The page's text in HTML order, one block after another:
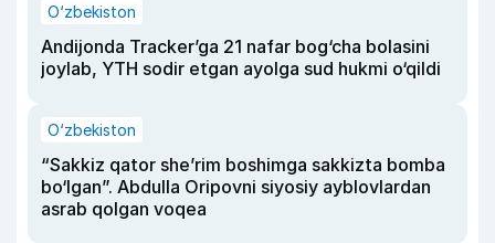
O‘zbekiston
Andijonda Tracker’ga 21 nafar bog‘cha bolasini
joylab, YTH sodir etgan ayolga sud hukmi o‘qildi
O‘zbekiston
“Sakkiz qator she’rim boshimga sakkizta bomba
bo‘lgan”. Abdulla Oripovni siyosiy ayblovlardan
asrab qolgan voqea